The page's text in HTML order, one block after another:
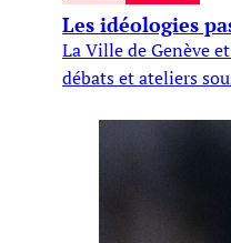
Les idéologies
La Ville de Genève
débats et ateliers